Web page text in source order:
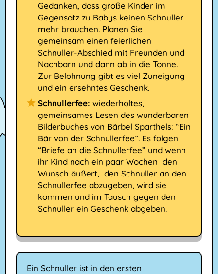
Gedanken, dass große Kinder im
Gegensatz zu Babys keinen Schnuller
mehr brauchen. Planen Sie
gemeinsam einen feierlichen
Schnuller-Abschied mit Freunden und
Nachbarn und dann ab in die Tonne.
Zur Belohnung gibt es viel Zuneigung
und ein ersehntes Geschenk.
Schnullerfee: wiederholtes,
gemeinsames Lesen des wunderbaren
Bilderbuches von Bärbel Sparthels: “Ein
Bär von der Schnullerfee”. Es folgen
“Briefe an die Schnullerfee” und wenn
ihr Kind nach ein paar Wochen den
Wunsch äußert, den Schnuller an den
Schnullerfee abzugeben, wird sie
kommen und im Tausch gegen den
Schnuller ein Geschenk abgeben.
Ein Schnuller ist in den ersten